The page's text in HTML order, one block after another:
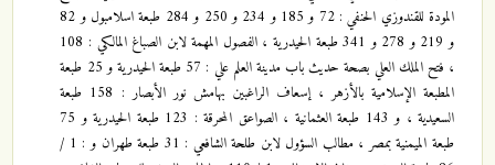
المودة للقندوزي الحنفي : 72 و 185 و 234 و 250 و 284 طبعة اسلامبول و 82
و 219 و 278 و 341 طبعة الحيدرية ، الفصول المهمة لابن الصباغ المالكي : 108
، فتح الملك العلي بصحة حديث باب مدينة العلم علي : 57 طبعة الحيدرية و 25 طبعة
المطبعة الإسلامية بالأزهر ، إسعاف الراغبين بهامش نور الأبصار : 158 طبعة
السعيدية ، و 143 طبعة العثمانية ، الصواعق المحرقة : 123 طبعة الحيدرية و 75
طبعة الميمنية بمصر ، مطالب السؤول لابن طلحة الشافعي : 31 طبعة طهران و : 1 /